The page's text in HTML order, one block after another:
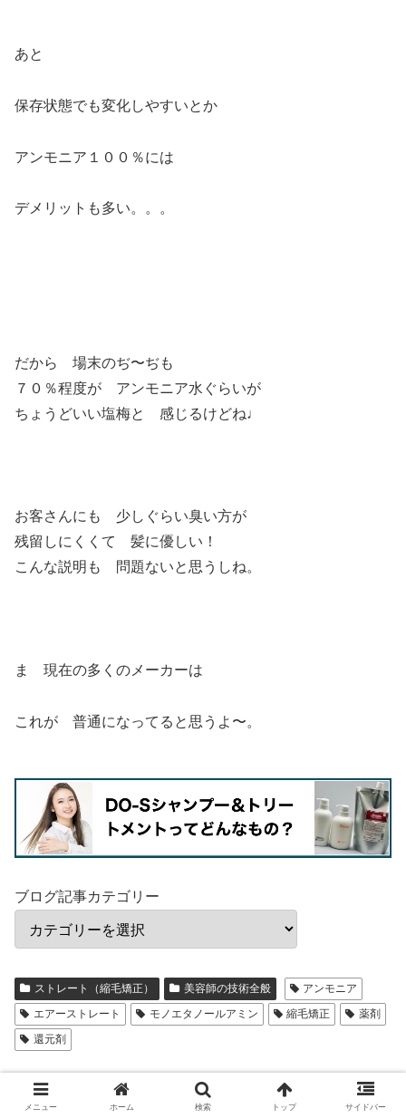
あと
保存状態でも変化しやすいとか
アンモニア１００％には
デメリットも多い。。。
だから 場末のぢ〜ぢも
７０％程度が アンモニア水ぐらいが
ちょうどいい塩梅と 感じるけどね♩
お客さんにも 少しぐらい臭い方が
残留しにくくて 髪に優しい！
こんな説明も 問題ないと思うしね。
ま 現在の多くのメーカーは
これが 普通になってると思うよ〜。
ブログ記事カテゴリー
ストレート（縮毛矯正） 美容師の技術全般
アンモニア
エアーストレート
モノエタノールアミン 縮毛矯正
薬剤
還元剤
メニュー ホーム 検索 トップ サイドバー